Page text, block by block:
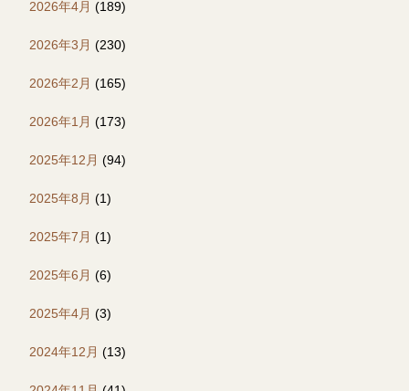
2026年4月 (189)
2026年3月 (230)
2026年2月 (165)
2026年1月 (173)
2025年12月 (94)
2025年8月 (1)
2025年7月 (1)
2025年6月 (6)
2025年4月 (3)
2024年12月 (13)